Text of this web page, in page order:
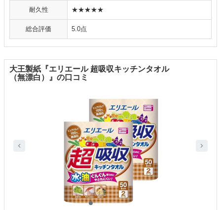
耐久性 ★★★★★
総合評価 5.0点
大王製紙『エリエール 超吸収キッチンタオル
（無漂白）』の口コミ